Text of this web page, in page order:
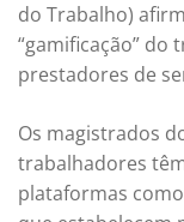
do Trabalho)
“gamificação” do
prestadores de
Os magistrados
trabalhadores
plataformas